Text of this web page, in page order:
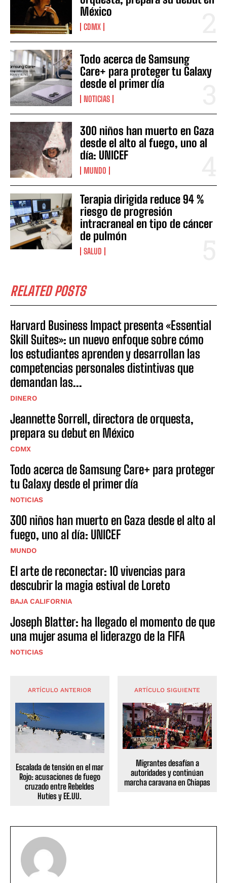
México
CDMX
Todo acerca de Samsung
Care+ para proteger tu Galaxy
desde el primer día
NOTICIAS
300 niños han muerto en Gaza
desde el alto al fuego, uno al
día: UNICEF
MUNDO
Terapia dirigida reduce 94 %
riesgo de progresión
intracraneal en tipo de cáncer
de pulmón
SALUD
RELATED POSTS
Harvard Business Impact presenta «Essential
Skill Suites»: un nuevo enfoque sobre cómo
los estudiantes aprenden y desarrollan las
competencias personales distintivas que
demandan las...
DINERO
Jeannette Sorrell, directora de orquesta,
prepara su debut en México
CDMX
Todo acerca de Samsung Care+ para proteger
tu Galaxy desde el primer día
NOTICIAS
300 niños han muerto en Gaza desde el alto al
fuego, uno al día: UNICEF
MUNDO
El arte de reconectar: 10 vivencias para
descubrir la magia estival de Loreto
BAJA CALIFORNIA
Joseph Blatter: ha llegado el momento de que
una mujer asuma el liderazgo de la FIFA
NOTICIAS
ARTÍCULO ANTERIOR
Escalada de tensión en el mar
Rojo: acusaciones de fuego
cruzado entre Rebeldes
Hutíes y EE.UU.
ARTÍCULO SIGUIENTE
Migrantes desafían a
autoridades y continúan
marcha caravana en Chiapas